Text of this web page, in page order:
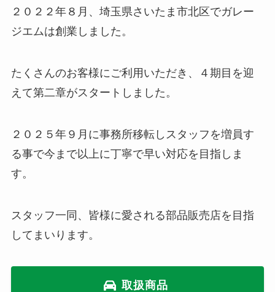
２０２２年８月、埼玉県さいたま市北区でガレー
ジエムは創業しました。
たくさんのお客様にご利用いただき、４期目を迎
えて第二章がスタートしました。
２０２５年９月に事務所移転しスタッフを増員す
る事で今まで以上に丁寧で早い対応を目指しま
す。
スタッフ一同、皆様に愛される部品販売店を目指
してまいります。
取扱商品